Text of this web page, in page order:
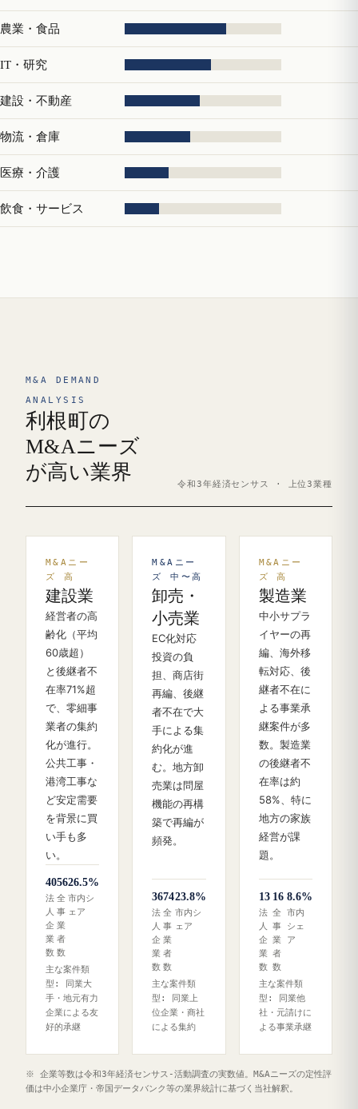
農業・食品
IT・研究
建設・不動産
物流・倉庫
医療・介護
飲食・サービス
M&A DEMAND
ANALYSIS
利根町の
M&Aニーズ
が高い業界
令和3年経済センサス · 上位3業種
M&Aニー
ズ 高
建設業
経営者の高
齢化（平均
60歳超）
と後継者不
在率71%超
で、零細事
業者の集約
化が進行。
公共工事・
港湾工事な
ど安定需要
を背景に買
い手も多
い。
40
法
人
企
業
数
56
全
事
業
者
数
26.5%
市内シ
ェア
主な案件類
型: 同業大
手・地元有力
企業による友
好的承継
M&Aニー
ズ 中〜高
卸売・
小売業
EC化対応
投資の負
担、商店街
再編、後継
者不在で大
手による集
約化が進
む。地方卸
売業は問屋
機能の再構
築で再編が
頻発。
36
法
人
企
業
数
74
全
事
業
者
数
23.8%
市内シ
ェア
主な案件類
型: 同業上
位企業・商社
による集約
M&Aニー
ズ 高
製造業
中小サプラ
イヤーの再
編、海外移
転対応、後
継者不在に
よる事業承
継案件が多
数。製造業
の後継者不
在率は約
58%、特に
地方の家族
経営が課
題。
13
法
人
企
業
数
16
全
事
業
者
数
8.6%
市内
シェ
ア
主な案件類
型: 同業他
社・元請けに
よる事業承継
※ 企業等数は令和3年経済センサス‐活動調査の実数値。M&Aニーズの定性評
価は中小企業庁・帝国データバンク等の業界統計に基づく当社解釈。